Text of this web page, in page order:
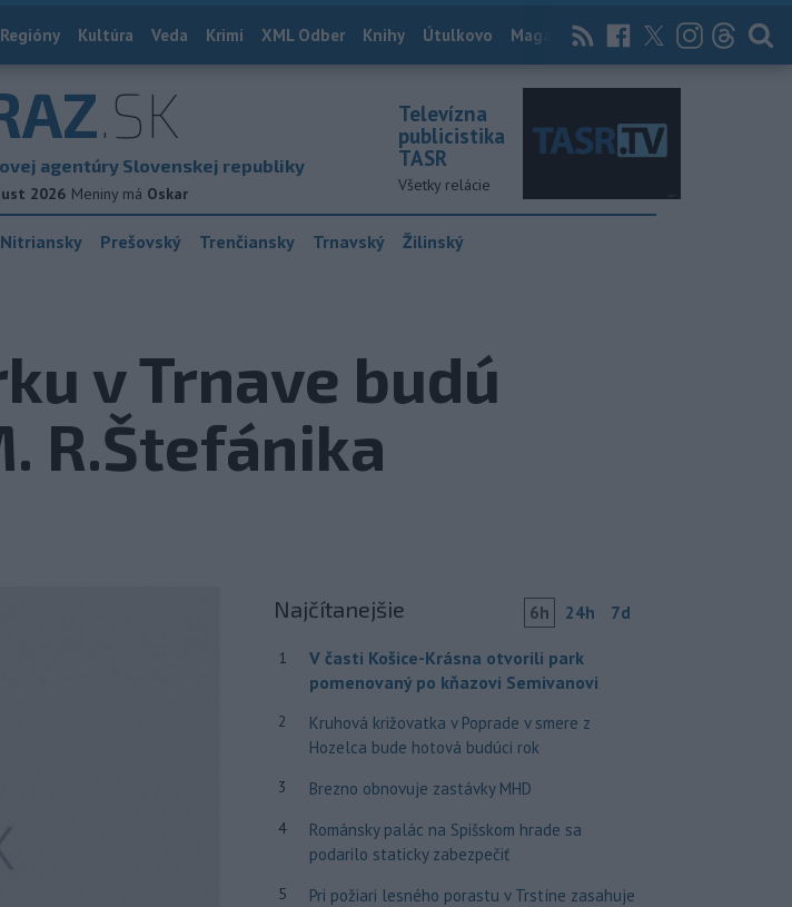
Regióny Kultúra Veda Krimi XML Odber Knihy Útulkovo Magazín News Now Archív
.SK
agentúry Slovenskej republiky
2026 Meniny má Oskar
Televízna
publicistika
TASR
Všetky relácie
Nitriansky Prešovský Trenčiansky Trnavský Žilinský
v Trnave budú
R.Štefánika
Najčítanejšie 6h 24h 7d
1
V časti Košice-Krásna otvorili park
pomenovaný po kňazovi Semivanovi
2
Kruhová križovatka v Poprade v smere z
Hozelca bude hotová budúci rok
3 Brezno obnovuje zastávky MHD
4
Románsky palác na Spišskom hrade sa
podarilo staticky zabezpečiť
5
Pri požiari lesného porastu v Trstíne zasahuje